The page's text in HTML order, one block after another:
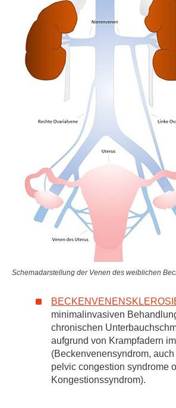
Schemadarstellung der Venen des weiblichen
minimalinvasiven
chronischen
aufgrund von Krampfadern
(Beckenvenensyndrom,
pelvic congestion syndrome
Kongestionssyndrom).